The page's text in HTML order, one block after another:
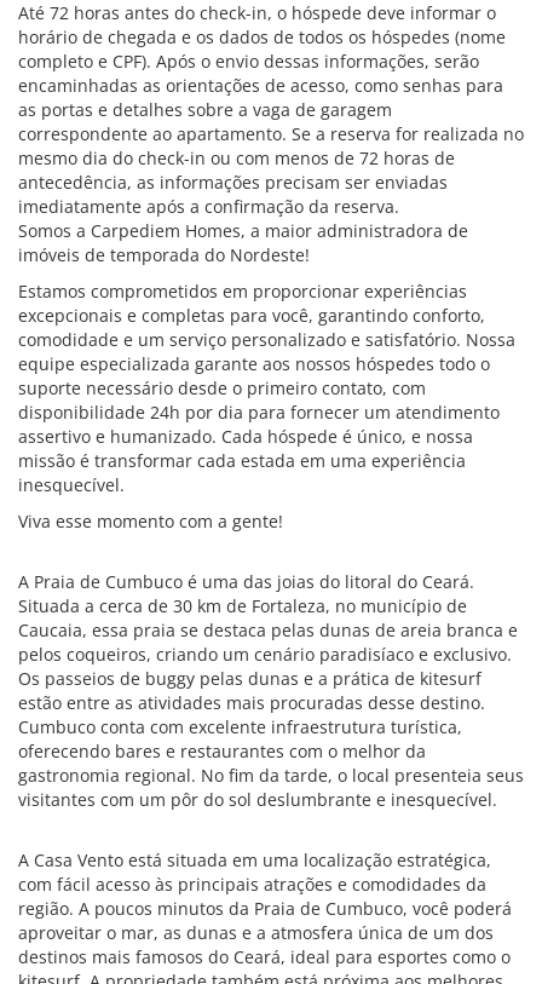
Até 72 horas antes do check-in, o hóspede deve informar o
horário de chegada e os dados de todos os hóspedes (nome
completo e CPF). Após o envio dessas informações, serão
encaminhadas as orientações de acesso, como senhas para
as portas e detalhes sobre a vaga de garagem
correspondente ao apartamento. Se a reserva for realizada no
mesmo dia do check-in ou com menos de 72 horas de
antecedência, as informações precisam ser enviadas
imediatamente após a confirmação da reserva.
Somos a Carpediem Homes, a maior administradora de
imóveis de temporada do Nordeste!
Estamos comprometidos em proporcionar experiências
excepcionais e completas para você, garantindo conforto,
comodidade e um serviço personalizado e satisfatório. Nossa
equipe especializada garante aos nossos hóspedes todo o
suporte necessário desde o primeiro contato, com
disponibilidade 24h por dia para fornecer um atendimento
assertivo e humanizado. Cada hóspede é único, e nossa
missão é transformar cada estada em uma experiência
inesquecível.
Viva esse momento com a gente!
A Praia de Cumbuco é uma das joias do litoral do Ceará.
Situada a cerca de 30 km de Fortaleza, no município de
Caucaia, essa praia se destaca pelas dunas de areia branca e
pelos coqueiros, criando um cenário paradisíaco e exclusivo.
Os passeios de buggy pelas dunas e a prática de kitesurf
estão entre as atividades mais procuradas desse destino.
Cumbuco conta com excelente infraestrutura turística,
oferecendo bares e restaurantes com o melhor da
gastronomia regional. No fim da tarde, o local presenteia seus
visitantes com um pôr do sol deslumbrante e inesquecível.
A Casa Vento está situada em uma localização estratégica,
com fácil acesso às principais atrações e comodidades da
região. A poucos minutos da Praia de Cumbuco, você poderá
aproveitar o mar, as dunas e a atmosfera única de um dos
destinos mais famosos do Ceará, ideal para esportes como o